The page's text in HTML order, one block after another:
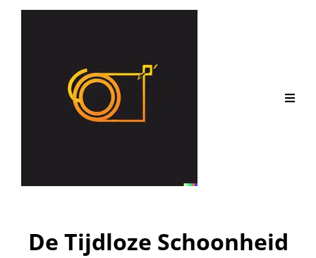
De Tijdloze Schoonheid